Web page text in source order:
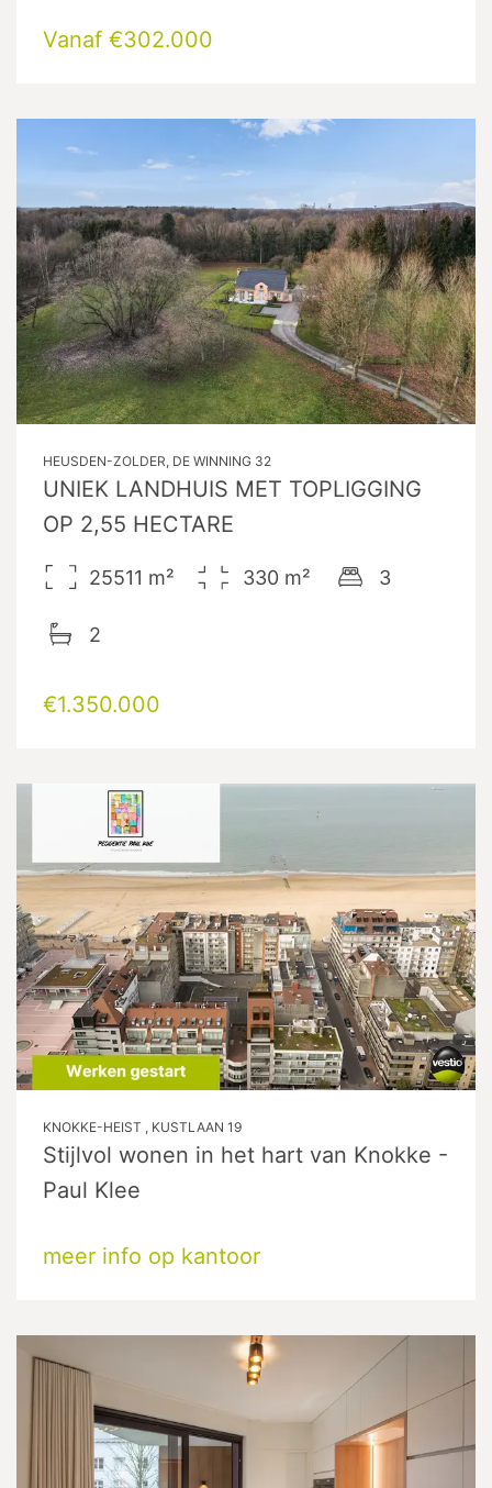
Vanaf €302.000
HEUSDEN-ZOLDER, DE WINNING 32
UNIEK LANDHUIS MET TOPLIGGING
OP 2,55 HECTARE
25511 m² 330 m² 3
2
€1.350.000
KNOKKE-HEIST , KUSTLAAN 19
Stijlvol wonen in het hart van Knokke -
Paul Klee
meer info op kantoor